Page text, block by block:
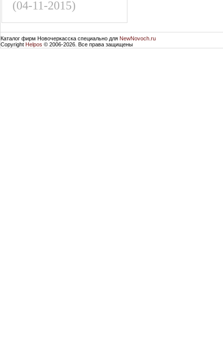
(04-11-2015)
Каталог фирм Новочеркасска специально для NewNovoch.ru
Copyright Helpos © 2006-2026. Все права защищены